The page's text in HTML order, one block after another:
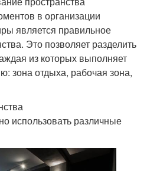
в организации
является правильное
Это позволяет разделить
из которых выполняет
зона отдыха, рабочая зона,
использовать различные